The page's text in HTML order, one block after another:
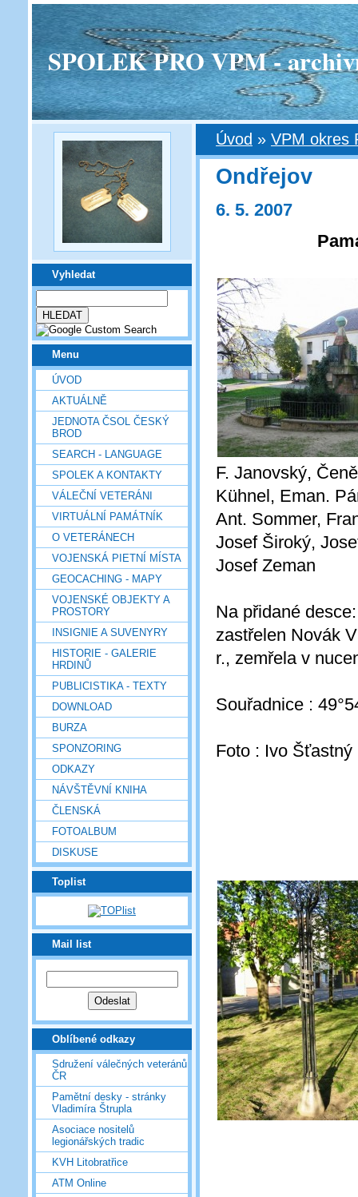
SPOLEK PRO VPM -
Vyhledat
Menu
ÚVOD
AKTUÁLNĚ
JEDNOTA ČSOL ČESKÝ
BROD
SEARCH - LANGUAGE
SPOLEK A KONTAKTY
VÁLEČNÍ VETERÁNI
VIRTUÁLNÍ PAMÁTNÍK
O VETERÁNECH
VOJENSKÁ PIETNÍ MÍSTA
GEOCACHING - MAPY
VOJENSKÉ OBJEKTY A
PROSTORY
INSIGNIE A SUVENYRY
HISTORIE - GALERIE
HRDINŮ
PUBLICISTIKA - TEXTY
DOWNLOAD
BURZA
SPONZORING
ODKAZY
NÁVŠTĚVNÍ KNIHA
ČLENSKÁ
FOTOALBUM
DISKUSE
Toplist
Mail list
Oblíbené odkazy
Sdružení válečných veteránů
ČR
Pamětní desky - stránky
Vladimíra Štrupla
Asociace nositelů
legionářských tradic
KVH Litobratřice
ATM Online
Úvod » VPM okres
Ondřejov
6. 5. 2007
F. Janovský,
Kühnel, Eman.
Ant. Sommer,
Josef Široký,
Josef Zeman
Na přidané
zastřelen Novák
r., zemřela v
Souřadnice :
Foto : Ivo